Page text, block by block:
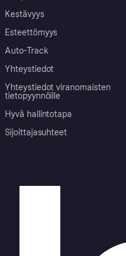
Kestävyys
Esteettömyys
Auto-Track
Yhteystiedot
Yhteystiedot viranomaisten
tietopyynnöille
Hyvä hallintotapa
Sijoittajasuhteet